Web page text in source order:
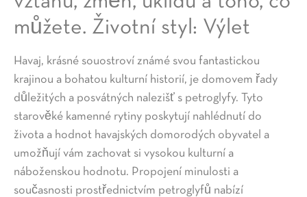
můžete. Životní styl: Výlet
Havaj, krásné souostroví známé svou fantastickou
krajinou a bohatou kulturní historií, je domovem řady
důležitých a posvátných nalezišť s petroglyfy. Tyto
starověké kamenné rytiny poskytují nahlédnutí do
života a hodnot havajských domorodých obyvatel a
umožňují vám zachovat si vysokou kulturní a
náboženskou hodnotu. Propojení minulosti a
současnosti prostřednictvím petroglyfů nabízí